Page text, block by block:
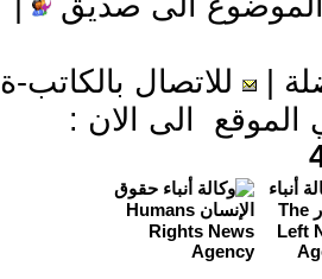
للاتصال بالكاتب-ة
الى الان :